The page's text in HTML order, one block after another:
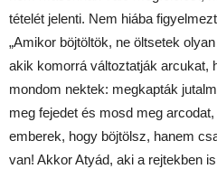
tételét jelenti. Nem hiába
„Amikor böjtöltök, ne öltsetek
akik komorrá változtatják arcukat,
mondom nektek: megkapták
meg fejedet és mosd meg
emberek, hogy böjtölsz, hanem
van! Akkor Atyád, aki a rejtekben